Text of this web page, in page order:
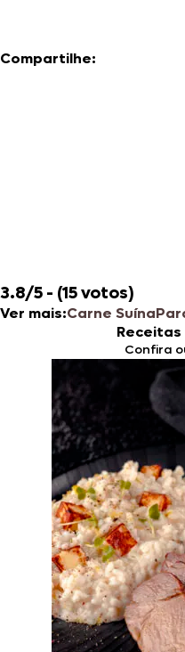
Compartilhe:
3.8/5 - (15 votos)
Ver mais:Carne Suína
Confira